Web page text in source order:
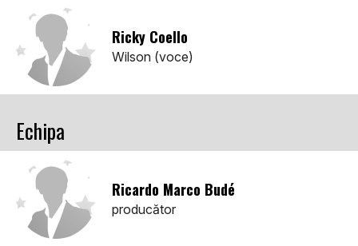
Ricky Coello
Wilson (voce)
Echipa
Ricardo Marco Budé
producător